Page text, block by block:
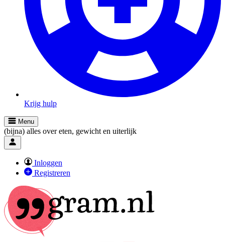
Krijg hulp
Menu
(bijna) alles over eten, gewicht en uiterlijk
Inloggen
Registreren